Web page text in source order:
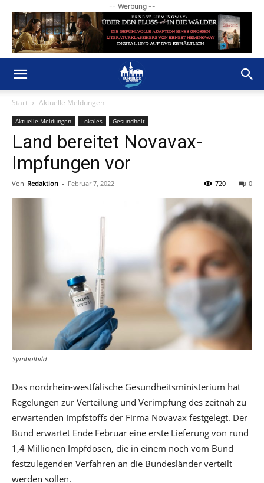
-- Werbung --
Start Aktuelle Meldungen
Aktuelle Meldungen Lokales Gesundheit
Land bereitet Novavax-
Impfungen vor
Von Redaktion - Februar 7, 2022 0
720
Symbolbild
Das nordrhein-westfälische Gesundheitsministerium hat
Regelungen zur Verteilung und Verimpfung des zeitnah zu
erwartenden Impfstoffs der Firma Novavax festgelegt. Der
Bund erwartet Ende Februar eine erste Lieferung von rund
1,4 Millionen Impfdosen, die in einem noch vom Bund
festzulegenden Verfahren an die Bundesländer verteilt
werden sollen.